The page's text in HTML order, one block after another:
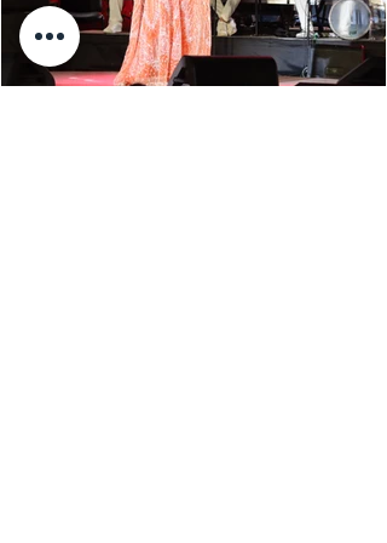
الجمهور عازف ا